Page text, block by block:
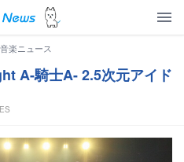
音楽ニュース
A-騎士A- 2.5次元アイド